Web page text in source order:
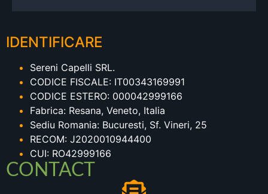
IDENTIFICARE
Sereni Capelli SRL.
CODICE FISCALE: IT00343169991
CODICE ESTERO: 000042999166
Fabrica: Resana, Veneto, Italia
Sediu Romania: Bucuresti, Sf. Vineri, 25
RECOM: J2020010944400
CUI: RO42999166
CONTACT